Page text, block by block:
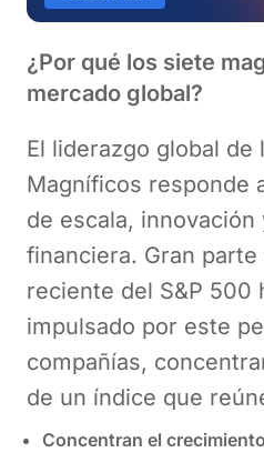
¿Por qué los siete
mercado global?
El liderazgo global de
Magníficos responde
de escala, innovación
financiera. Gran
reciente del S&P 500
impulsado por este
compañías,
de un índice que
Concentran el